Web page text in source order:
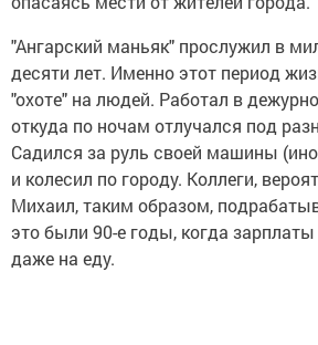
"Ангарский маньяк" прослужил в
десяти лет. Именно этот период
"охоте" на людей. Работал в
откуда по ночам отлучался под
Садился за руль своей машины
и колесил по городу. Коллеги,
Михаил, таким образом,
это были 90-е годы, когда
даже на еду.